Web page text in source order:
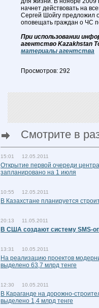
начнет действовать на
Сергей Шойгу предложил
оповещать граждан о ЧС
При использовании
агентство Kazakhstan
материалы агентства
Просмотров: 292
Смотрите в
15:01 12.05.2011
Открытие первой очереди
запланировано на 1 июля
10:55 12.05.2011
В Казахстане планируется
20:13 11.05.2011
В США создают систему SMS-
13:31 10.05.2011
На реализацию проектов
выделено 63,7 млрд тенге
12:30 10.05.2011
В Караганде на дорожно-
выделено 1,4 млрд тенге